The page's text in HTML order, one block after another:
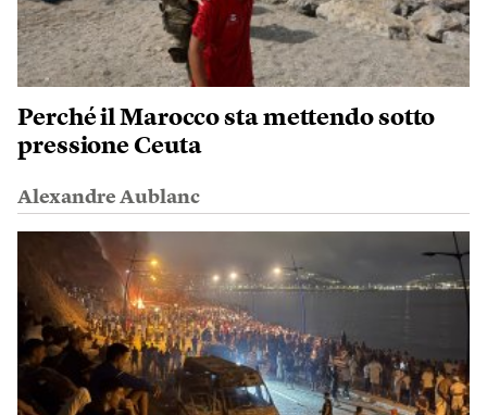
Perché il Marocco sta mettendo sotto
pressione Ceuta
Alexandre Aublanc